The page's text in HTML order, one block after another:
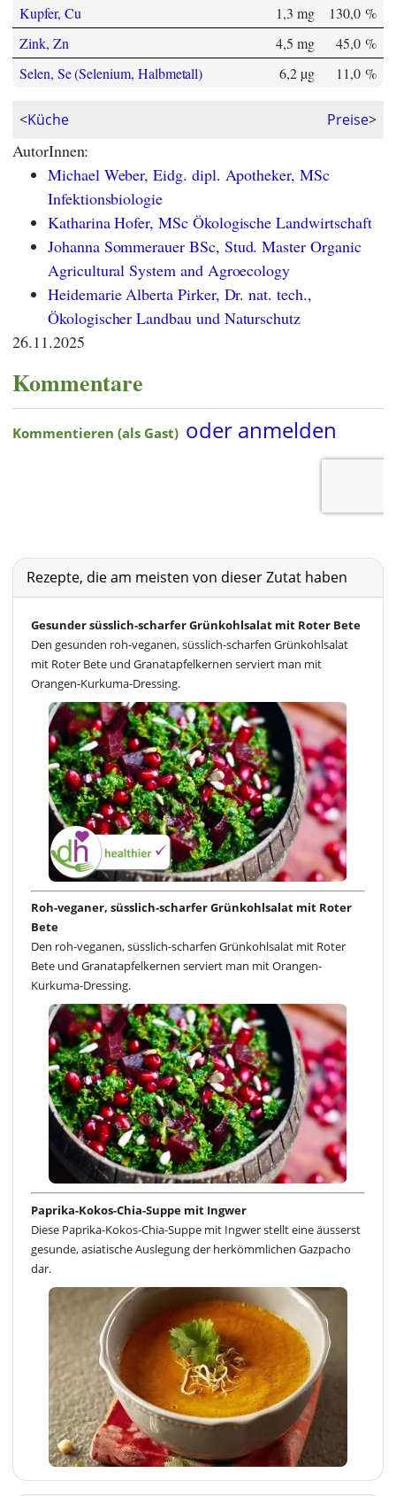
Kupfer, Cu 1,3 mg
130,0 %
Zink, Zn
4,5 mg
45,0 %
Selen, Se (Selenium, Halbmetall)
6,2 µg 11,0 %
<Küche Preise>
AutorInnen:
Michael Weber, Eidg. dipl. Apotheker, MSc
Infektionsbiologie
Katharina Hofer, MSc Ökologische Landwirtschaft
Johanna Sommerauer BSc, Stud. Master Organic
Agricultural System and Agroecology
Heidemarie Alberta Pirker, Dr. nat. tech.,
Ökologischer Landbau und Naturschutz
26.11.2025
Kommentare
Rezepte, die am meisten von dieser Zutat haben
Gesunder süsslich-scharfer Grünkohlsalat mit Roter Bete
Den gesunden roh-veganen, süsslich-scharfen Grünkohlsalat
mit Roter Bete und Granatapfelkernen serviert man mit
Orangen-Kurkuma-Dressing.
Roh-veganer, süsslich-scharfer Grünkohlsalat mit Roter
Bete
Den roh-veganen, süsslich-scharfen Grünkohlsalat mit Roter
Bete und Granatapfelkernen serviert man mit Orangen-
Kurkuma-Dressing.
Paprika-Kokos-Chia-Suppe mit Ingwer
Diese Paprika-Kokos-Chia-Suppe mit Ingwer stellt eine äusserst
gesunde, asiatische Auslegung der herkömmlichen Gazpacho
dar.